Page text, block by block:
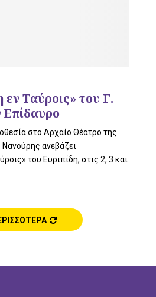
εν Ταύροις» του Γ.
στο Αρχαίο Θέατρο της
ανεβάζει
του Ευριπίδη, στις 2, 3 και